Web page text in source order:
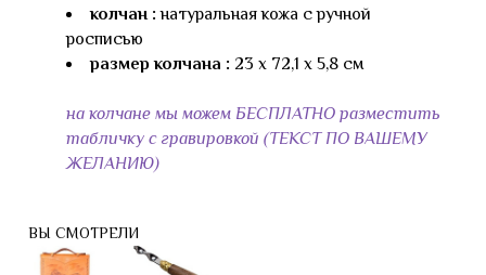
колчан : натуральная кожа с ручной
росписью
размер колчана : 23 х 72,1 х 5,8 см
на колчане мы можем БЕСПЛАТНО разместить
табличку с гравировкой (ТЕКСТ ПО ВАШЕМУ
ЖЕЛАНИЮ)
ВЫ СМОТРЕЛИ